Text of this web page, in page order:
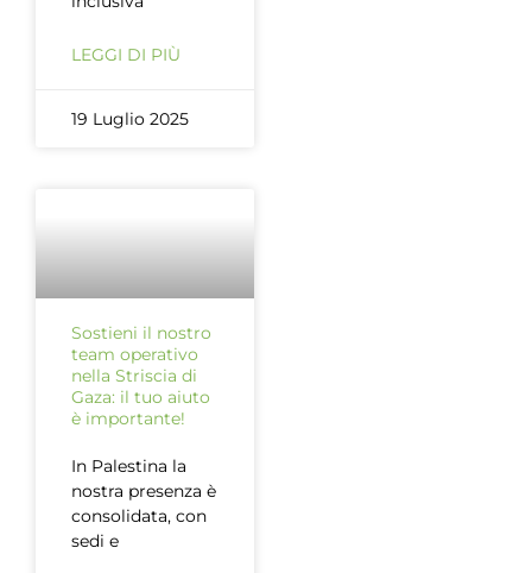
LEGGI DI PIÙ
19 Luglio 2025
Sostieni il nostro
team operativo
nella Striscia di
Gaza: il tuo aiuto
è importante!
In Palestina la
nostra presenza è
consolidata, con
sedi e